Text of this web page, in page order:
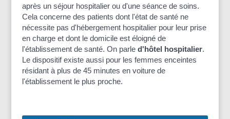
après un séjour hospitalier ou d'une séance de soins.
Cela concerne des patients dont l'état de santé ne
nécessite pas d'hébergement hospitalier pour leur prise
en charge et dont le domicile est éloigné de
l'établissement de santé. On parle d'hôtel hospitalier.
Le dispositif existe aussi pour les femmes enceintes
résidant à plus de 45 minutes en voiture de
l'établissement le plus proche.